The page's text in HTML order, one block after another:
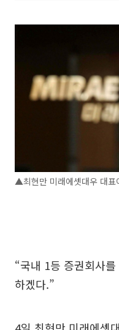
▲최현만 미래에셋대우 대표
“국내 1등 증권회사
하겠다.”